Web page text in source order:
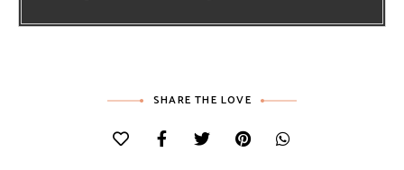
SHARE THE LOVE